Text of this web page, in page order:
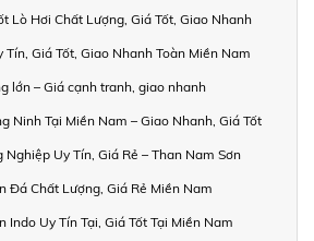
Lò Hơi Chất Lượng, Giá Tốt, Giao Nhanh
Giá Tốt, Giao Nhanh Toàn Miền Nam
lớn – Giá cạnh tranh, giao nhanh
Ninh Tại Miền Nam – Giao Nhanh, Giá Tốt
Uy Tín, Giá Rẻ – Than Nam Sơn
Đá Chất Lượng, Giá Rẻ Miền Nam
Indo Uy Tín Tại, Giá Tốt Tại Miền Nam